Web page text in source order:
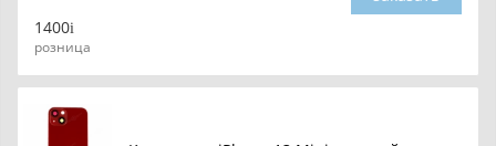
1400
розница